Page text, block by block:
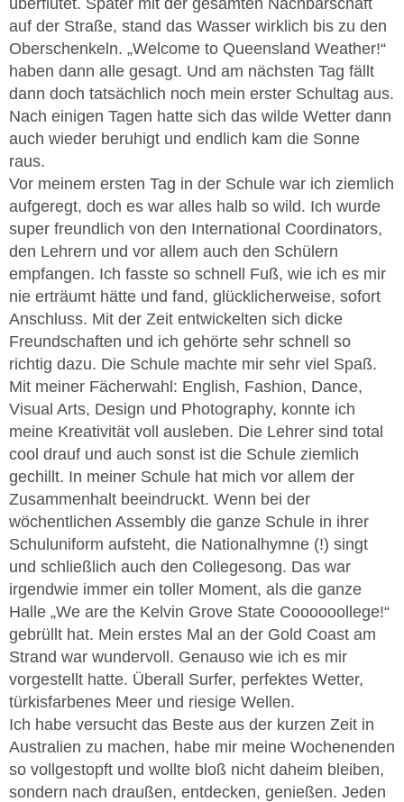
auf der Straße, stand das Wasser wirklich bis zu den
Oberschenkeln. „Welcome to Queensland Weather!“
haben dann alle gesagt. Und am nächsten Tag fällt
dann doch tatsächlich noch mein erster Schultag aus.
Nach einigen Tagen hatte sich das wilde Wetter dann
auch wieder beruhigt und endlich kam die Sonne
raus.
Vor meinem ersten Tag in der Schule war ich ziemlich
aufgeregt, doch es war alles halb so wild. Ich wurde
super freundlich von den International Coordinators,
den Lehrern und vor allem auch den Schülern
empfangen. Ich fasste so schnell Fuß, wie ich es mir
nie erträumt hätte und fand, glücklicherweise, sofort
Anschluss. Mit der Zeit entwickelten sich dicke
Freundschaften und ich gehörte sehr schnell so
richtig dazu. Die Schule machte mir sehr viel Spaß.
Mit meiner Fächerwahl: English, Fashion, Dance,
Visual Arts, Design und Photography, konnte ich
meine Kreativität voll ausleben. Die Lehrer sind total
cool drauf und auch sonst ist die Schule ziemlich
gechillt. In meiner Schule hat mich vor allem der
Zusammenhalt beeindruckt. Wenn bei der
wöchentlichen Assembly die ganze Schule in ihrer
Schuluniform aufsteht, die Nationalhymne (!) singt
und schließlich auch den Collegesong. Das war
irgendwie immer ein toller Moment, als die ganze
Halle „We are the Kelvin Grove State Coooooollege!“
gebrüllt hat. Mein erstes Mal an der Gold Coast am
Strand war wundervoll. Genauso wie ich es mir
vorgestellt hatte. Überall Surfer, perfektes Wetter,
türkisfarbenes Meer und riesige Wellen.
Ich habe versucht das Beste aus der kurzen Zeit in
Australien zu machen, habe mir meine Wochenenden
so vollgestopft und wollte bloß nicht daheim bleiben,
sondern nach draußen, entdecken, genießen. Jeden